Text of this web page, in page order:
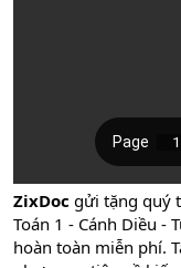
ZixDoc gửi tặng quý
Toán 1 - Cánh Diều -
hoàn toàn miễn phí.